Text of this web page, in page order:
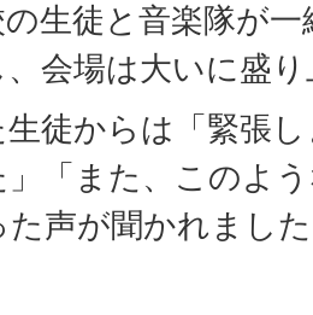
生徒と音楽隊が
、会場は大いに盛
徒からは「緊張
」「また、このよ
た声が聞かれまし